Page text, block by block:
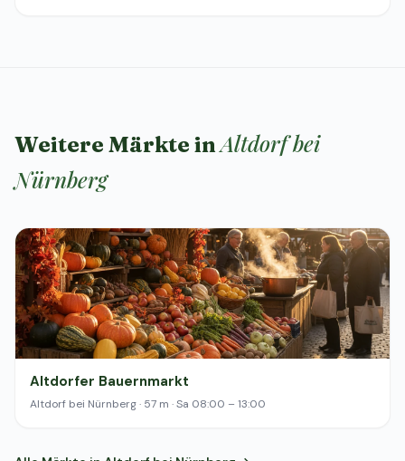
Weitere Märkte inAltdorf bei
Nürnberg
Altdorfer Bauernmarkt
Altdorf bei Nürnberg · 57 m · Sa 08:00 – 13:00